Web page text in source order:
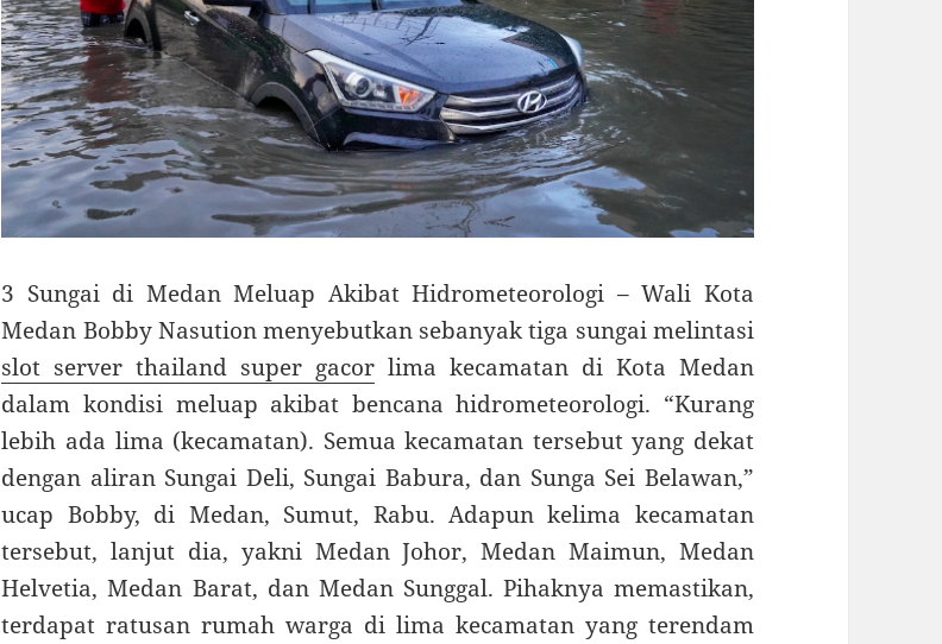
3 Sungai di Medan Meluap Akibat Hidrometeorologi – Wali Kota
Medan Bobby Nasution menyebutkan sebanyak tiga sungai melintasi
slot server thailand super gacor lima kecamatan di Kota Medan
dalam kondisi meluap akibat bencana hidrometeorologi. “Kurang
lebih ada lima (kecamatan). Semua kecamatan tersebut yang dekat
dengan aliran Sungai Deli, Sungai Babura, dan Sunga Sei Belawan,”
ucap Bobby, di Medan, Sumut, Rabu. Adapun kelima kecamatan
tersebut, lanjut dia, yakni Medan Johor, Medan Maimun, Medan
Helvetia, Medan Barat, dan Medan Sunggal. Pihaknya memastikan,
terdapat ratusan rumah warga di lima kecamatan yang terendam